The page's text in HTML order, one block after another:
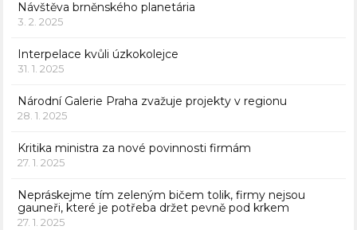
Návštěva brněnského planetária
3. 2. 2025
Interpelace kvůli úzkokolejce
31. 1. 2025
Národní Galerie Praha zvažuje projekty v regionu
28. 1. 2025
Kritika ministra za nové povinnosti firmám
27. 1. 2025
Nepráskejme tím zeleným bičem tolik, firmy nejsou
gauneři, které je potřeba držet pevně pod krkem
27. 1. 2025